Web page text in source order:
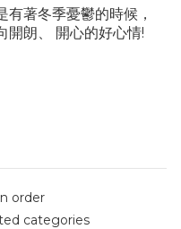
著冬季憂鬱的時候，
開朗、 開心的好心情!
order
categories